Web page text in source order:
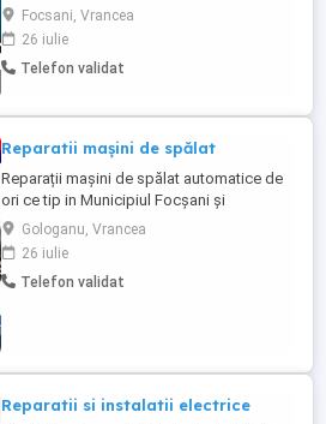
LED, CRT, LCD, plasma, monitoare, etc. ( si
la domiciliul clientului in functie de
posibilitate ). Prețuri avantajoase. Aduc la
comanda telecomenzi originale si
laptopuri, ...
Focsani, Vrancea
26 iulie
Telefon validat
Reparatii mașini de spălat
Reparații mașini de spălat automatice de
ori ce tip in Municipiul Focșani și
comunele aferente Municipiului Focșani.
Reparații cuve lipite( ambutisate), schimb
rulmenți+semeringurii originale.Experienta
in domeniu de 25 ani.
Gologanu, Vrancea
26 iulie
Telefon validat
Reparatii si instalatii electrice